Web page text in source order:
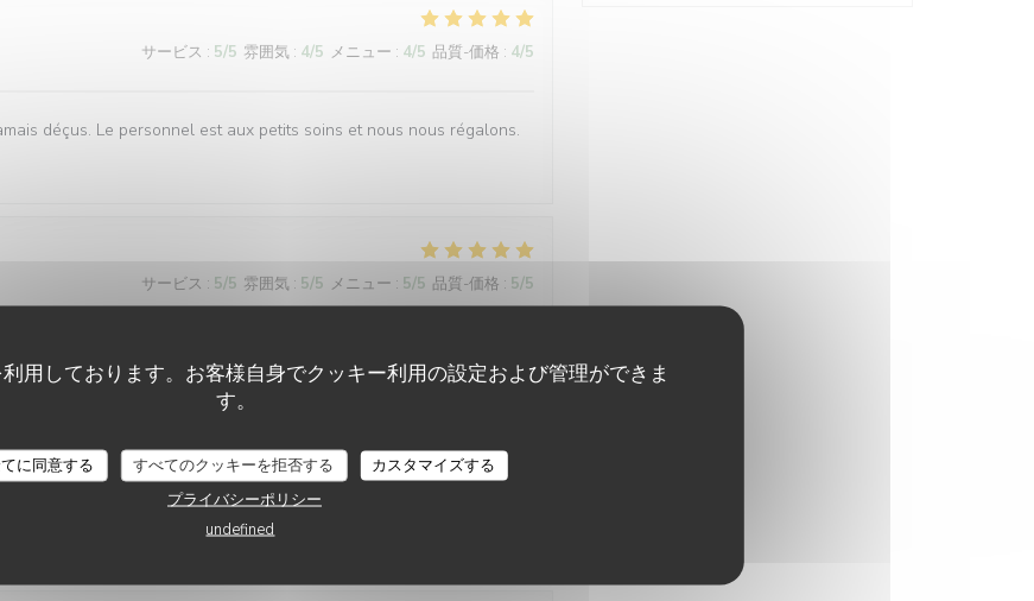
用しております。お客様自身でクッキー利用の設定および管理ができま
す。
に同意する すべてのクッキーを拒否する
カスタマイズする
プライバシーポリシー
undefined
サービス : 5/5 雰囲気 : 4/5 メニュー : 4/5 品質-価格 : 4/5
déçus. Le personnel est aux petits soins et nous nous régalons.
サービス : 5/5 雰囲気 : 5/5 メニュー : 5/5 品質-価格 : 5/5
5/5
:5/5 雰囲気
L'AILE ET LA CUISSE